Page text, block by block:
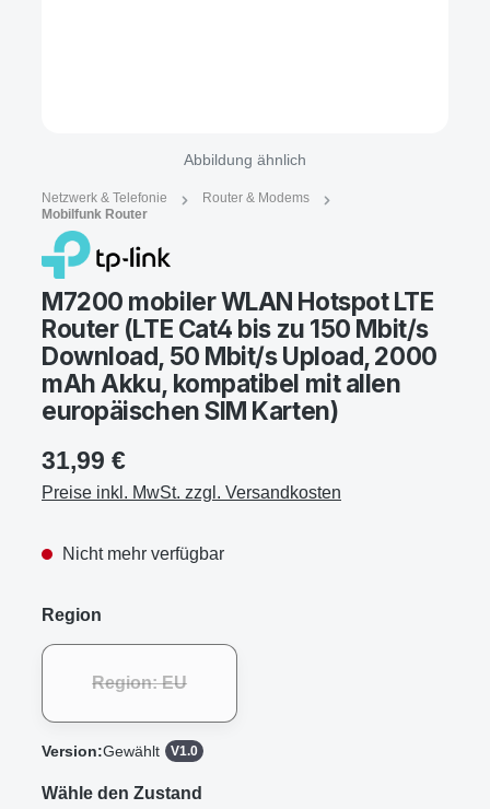
Abbildung ähnlich
Netzwerk & Telefonie
Router & Modems
Mobilfunk Router
M7200 mobiler WLAN Hotspot LTE
Router (LTE Cat4 bis zu 150 Mbit/s
Download, 50 Mbit/s Upload, 2000
mAh Akku, kompatibel mit allen
europäischen SIM Karten)
31,99 €
Preise inkl. MwSt. zzgl. Versandkosten
Nicht mehr verfügbar
Region
Region: EU
Version:Gewählt V1.0
Wähle den Zustand